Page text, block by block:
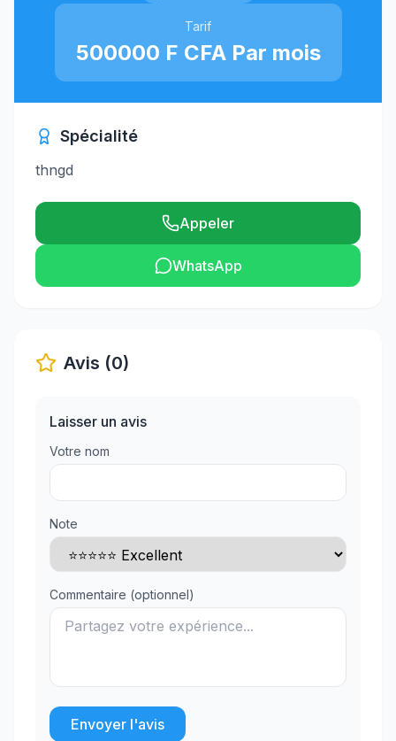
Tarif
500000 F CFA Par mois
Spécialité
thngd
Appeler
WhatsApp
Avis (0)
Laisser un avis
Votre nom
Note
Commentaire (optionnel)
Envoyer l'avis